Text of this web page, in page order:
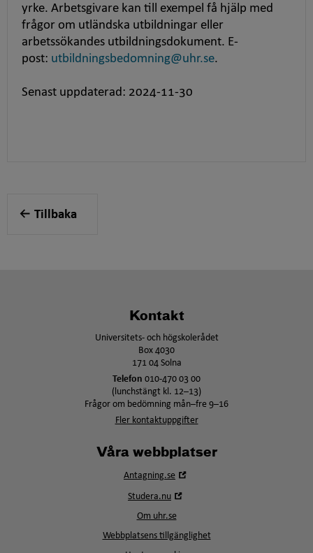
yrke. Arbetsgivare kan till exempel få hjälp med
frågor om utländska utbildningar eller
arbetssökandes utbildningsdokument. E-
post: utbildningsbedomning@uhr.se.
Senast uppdaterad: 2024-11-30
Tillbaka
Kontakt
Universitets- och högskolerådet
Box 4030
171 04 Solna
Telefon 010-470 03 00
(lunchstängt kl. 12–13)
Frågor om bedömning mån–fre 9–16
Fler kontaktuppgifter
Våra webbplatser
Antagning.se
Studera.nu
fönster
Om uhr.se
Webbplatsens tillgänglighet